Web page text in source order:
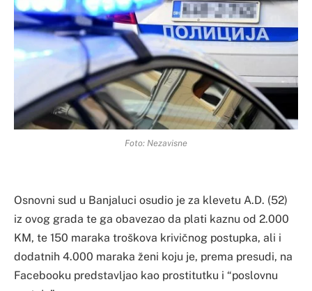
Foto: Nezavisne
Osnovni sud u Banjaluci osudio je za klevetu A.D. (52)
iz ovog grada te ga obavezao da plati kaznu od 2.000
KM, te 150 maraka troškova krivičnog postupka, ali i
dodatnih 4.000 maraka ženi koju je, prema presudi, na
Facebooku predstavljao kao prostitutku i “poslovnu